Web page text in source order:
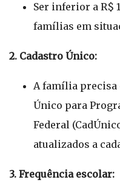
Ser inferior a R$
famílias em
2. Cadastro Único:
A família precisa
Único para
Federal
atualizados a
3. Frequência escolar: